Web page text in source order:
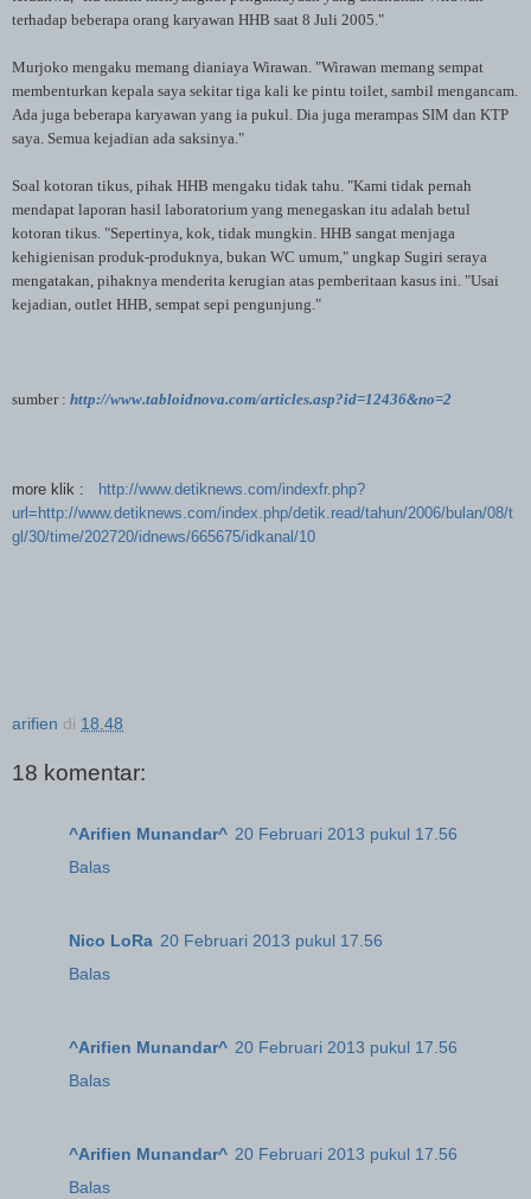
terhadap beberapa orang karyawan HHB saat 8 Juli 2005."
Murjoko mengaku memang dianiaya Wirawan. "Wirawan memang sempat
membenturkan kepala saya sekitar tiga kali ke pintu toilet, sambil mengancam.
Ada juga beberapa karyawan yang ia pukul. Dia juga merampas SIM dan KTP
saya. Semua kejadian ada saksinya."
Soal kotoran tikus, pihak HHB mengaku tidak tahu. "Kami tidak pernah
mendapat laporan hasil laboratorium yang menegaskan itu adalah betul
kotoran tikus. "Sepertinya, kok, tidak mungkin. HHB sangat menjaga
kehigienisan produk-produknya, bukan WC umum," ungkap Sugiri seraya
mengatakan, pihaknya menderita kerugian atas pemberitaan kasus ini. "Usai
kejadian, outlet HHB, sempat sepi pengunjung."
sumber : http://www.tabloidnova.com/articles.asp?id=12436&no=2
more klik : http://www.detiknews.com/indexfr.php?
url=http://www.detiknews.com/index.php/detik.read/tahun/2006/bulan/08/t
gl/30/time/202720/idnews/665675/idkanal/10
arifien di 18.48
18 komentar:
^Arifien Munandar^ 20 Februari 2013 pukul 17.56
Balas
Nico LoRa 20 Februari 2013 pukul 17.56
Balas
^Arifien Munandar^ 20 Februari 2013 pukul 17.56
Balas
^Arifien Munandar^ 20 Februari 2013 pukul 17.56
Balas